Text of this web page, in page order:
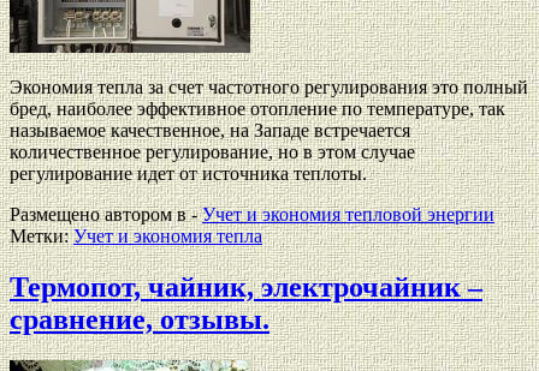
Экономия тепла за счет частотного регулирования это полный
бред, наиболее эффективное отопление по температуре, так
называемое качественное, на Западе встречается
количественное регулирование, но в этом случае
регулирование идет от источника теплоты.
Размещено автором в -Учет и экономия тепловой энергии
Метки:Учет и экономия тепла
Термопот, чайник, электрочайник –
сравнение, отзывы.